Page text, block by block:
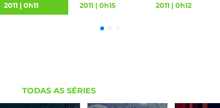
2011 | 0h11 2011 | 0h15 2011 | 0h12
TODAS AS SÉRIES